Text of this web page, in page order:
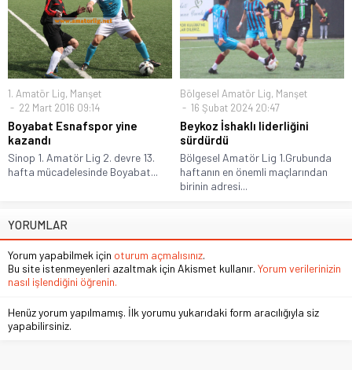
1. Amatör Lig, Manşet
22 Mart 2016 09:14
Boyabat Esnafspor yine
kazandı
Sinop 1. Amatör Lig 2. devre 13.
hafta mücadelesinde Boyabat...
Bölgesel Amatör Lig, Manşet
16 Şubat 2024 20:47
Beykoz İshaklı liderliğini
sürdürdü
Bölgesel Amatör Lig 1.Grubunda
haftanın en önemli maçlarından
birinin adresi...
YORUMLAR
Yorum yapabilmek için oturum açmalısınız.
Bu site istenmeyenleri azaltmak için Akismet kullanır. Yorum verilerinizin
nasıl işlendiğini öğrenin.
Henüz yorum yapılmamış. İlk yorumu yukarıdaki form aracılığıyla siz
yapabilirsiniz.